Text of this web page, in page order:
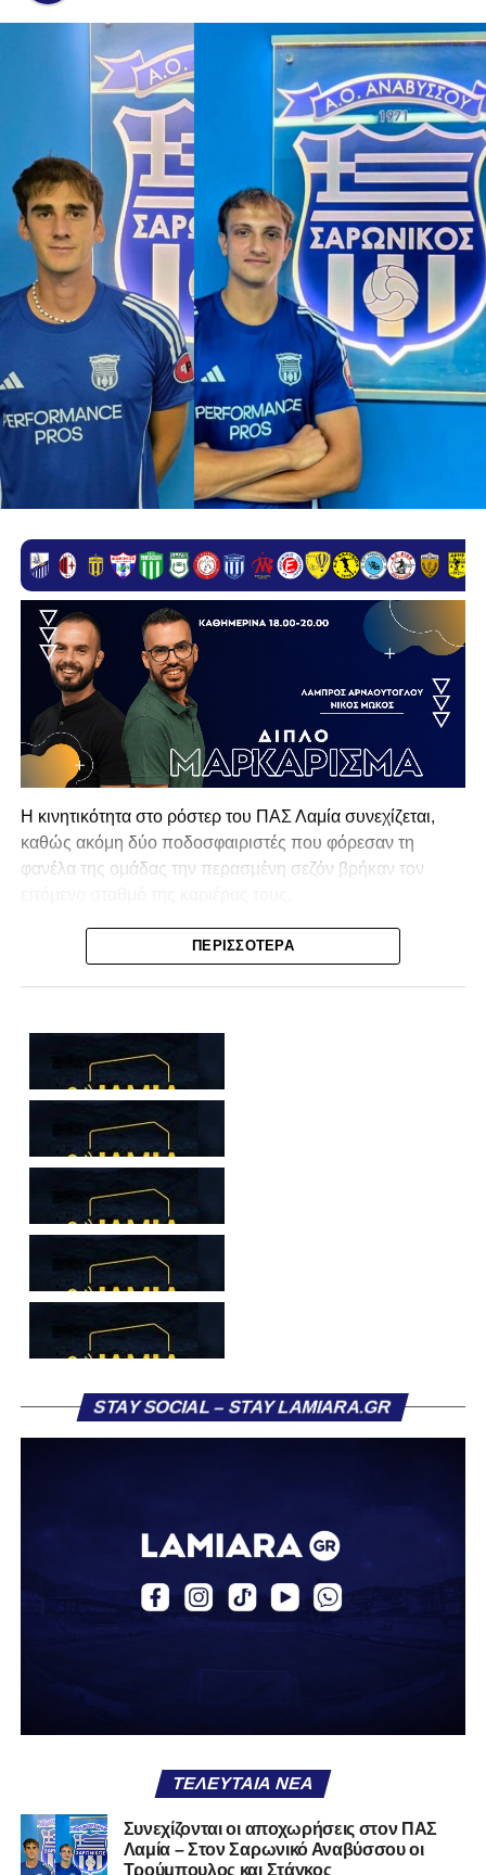
Η κινητικότητα στο ρόστερ του ΠΑΣ Λαμία συνεχίζεται,
καθώς ακόμη δύο ποδοσφαιριστές που φόρεσαν τη
φανέλα της ομάδας την περασμένη σεζόν βρήκαν τον
Ο λόγος για τον Βασίλη Τρούμπουλο και τον Χρυσόστομο
Στάγκο, οι οποίοι θα συνεχίσουν μαζί την ποδοσφαιρική
Ιδιαίτερο ενδιαφέρον παρουσιάζει η περίπτωση του
Βασίλη Τρούμπουλου, ο οποίος βρέθηκε στο στόχαστρο
αρκετών ομάδων το φετινό καλοκαίρι. Ανάμεσα στους
συλλόγους που ενδιαφέρθηκαν έντονα για την απόκτησή
του ήταν η Κόρινθος και ο Ιωνικός, με την ομάδα της
Κορίνθου να εμφανίζεται για μεγάλο χρονικό διάστημα ως
το φαβορί για την υπογραφή του. Ωστόσο, η εξέλιξη ήταν
διαφορετική, καθώς ο 23χρονος αμυντικός επέλεξε τελικά
τον Σαρωνικό Αναβύσσου, όπου θα συναντήσει ξανά τον
πρώην συμπαίκτη του στον ΠΑΣ Λαμία, Χρυσόστομο
«Ο Α.Ο. Σαρωνικός Αναβύσσου ανακοινώνει την
περσινή σεζόν πραγματοποίησε γεμάτη χρονιά στη Γ’
Στο παρελθόν αγωνίστηκε στην ΑΕΚ Β’, με την οποία
κατέγραψε 10 συμμετοχές στη Super League 2, καθώς
στις 26 Σεπτεμβρίου 2021.
Καλωσορίζουμε τον Βασίλη στην οικογένεια του
Σαρωνικού και του ευχόμαστε υγεία και πολλές
ΠΕΡΙΣΣΌΤΕΡΑ
STAY SOCIAL – STAY LAMIARA.GR
ΤΕΛΕΥΤΑΊΑ ΝΈΑ
Συνεχίζονται οι αποχωρήσεις στον ΠΑΣ
Λαμία – Στον Σαρωνικό Αναβύσσου οι
Τρούμπουλος και Στάγκος